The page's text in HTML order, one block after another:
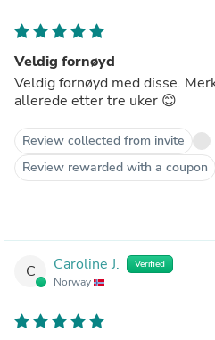
Veldig fornøyd
Veldig fornøyd med disse.
allerede etter tre uker 😊
Review collected from invite
Review rewarded with a coupon
C Caroline J. Verified
Norway